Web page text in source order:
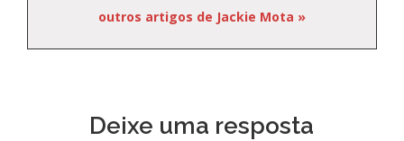
outros artigos de Jackie Mota »
Deixe uma resposta